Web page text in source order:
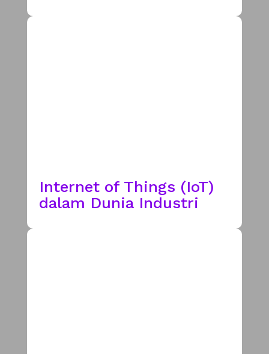
Internet of Things (IoT)
dalam Dunia Industri